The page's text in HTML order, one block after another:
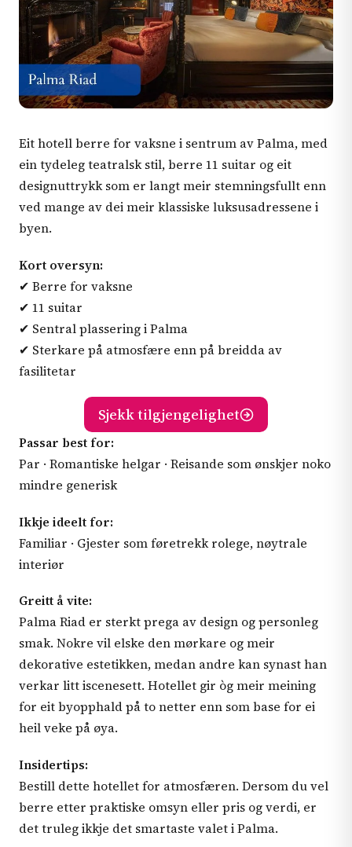
Eit hotell berre for vaksne i sentrum av Palma, med
ein tydeleg teatralsk stil, berre 11 suitar og eit
designuttrykk som er langt meir stemningsfullt enn
ved mange av dei meir klassiske luksusadressene i
byen.
Kort oversyn:
✔ Berre for vaksne
✔ 11 suitar
✔ Sentral plassering i Palma
✔ Sterkare på atmosfære enn på breidda av
fasilitetar
Sjekk tilgjengelighet
Passar best for:
Par · Romantiske helgar · Reisande som ønskjer noko
mindre generisk
Ikkje ideelt for:
Familiar · Gjester som føretrekk rolege, nøytrale
interiør
Greitt å vite:
Palma Riad er sterkt prega av design og personleg
smak. Nokre vil elske den mørkare og meir
dekorative estetikken, medan andre kan synast han
verkar litt iscenesett. Hotellet gir òg meir meining
for eit byopphald på to netter enn som base for ei
heil veke på øya.
Insidertips:
Bestill dette hotellet for atmosfæren. Dersom du vel
berre etter praktiske omsyn eller pris og verdi, er
det truleg ikkje det smartaste valet i Palma.